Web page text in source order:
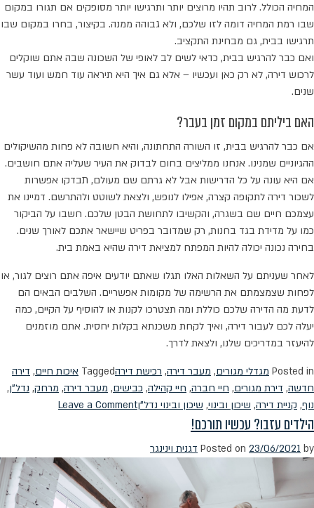
המחיה הכולל. לרוב תהיו מרוצים יותר ותרגישו יותר מסופקים אם תגורו במקום
שבו רמת המחיה דומה לזו שלכם, ולא גבוהה ממנה. בקיצור, בחרו במקום שבו
תרגישו בבית, גם מבחינת התקציב.
ואם כבר להרגיש בבית, כדאי לשים לב לאופי של השכונה שבה אתם שוקלים
לרכוש דירה, לא רק כאן ועכשיו – אלא גם איך היא תיראה עוד חמש ועוד עשר
שנים.
האם ביליתם במקום זמן בעבר?
אם כבר להרגיש בבית, זו השורה התחתונה, והיא חשובה לא פחות מהשיקולים
ההגיוניים שמנינו. אנחנו ממליצים בחום לבדוק את העיר שעליה אתם חושבים.
אם היא עונה על כל הדרישות אבל לא גרתם שם מעולם, תבדקו אפשרות
לשכור דירה לתקופה קצרה, אפילו לנופש, ולצאת לשוטט ולהתרשם. דמיינו את
עצמכם חיים שם בשגרה, והקשיבו לתחושת הבטן שלכם. חשבו על הביקור
כמו על מדידת בגד בחנות, רק שמדובר בפריט שיישאר אתכם לאורך שנים.
בחירה נכונה יכולה להיות המפתח למציאת דירה שהיא באמת בית.
לאחר שעניתם על השאלות האלו תגלו שאתם יודעים איפה אתם רוצים לגור, או
לפחות שצמצמתם את הרשימה של מקומות אפשריים. השלבים הבאים הם
לדעת מה הדירה שלכם כוללת ומה תצטרכו לקנות או להוסיף על הקיים, כמה
יעלה לכם לעבור דירה, ואיך לקחת משכנתא בקלות יחסית. אתם מוזמנים
להיעזר במדריכים שלנו, ולצאת לדרך.
Posted in מגדלי מגורים, מעבר דירה, רכישת דירהTagged איכות חיים, דירה
חדשה, דירת מגורים, חיי חברה, חיי קהילה, כבישים, מעבר דירה, מרחק, נדל"ן,
נוף, קניית דירה, שיכון ובינוי, שיכון ובינוי נדל"ןLeave a Comment
on
לכם
לגור?
הילדים עזבו? עכשיו תורכם!
Posted on 23/06/2021 by דגנית וינינגר